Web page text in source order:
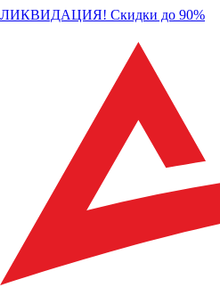
ЛИКВИДАЦИЯ! Скидки до 90%